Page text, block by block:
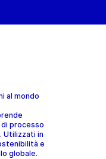
al mondo
processo
Utilizzati in
e
globale.